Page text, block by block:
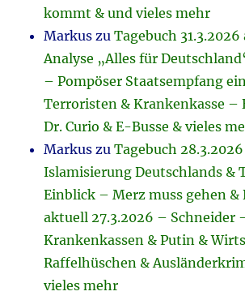
kommt & und vieles mehr
Markus zuTagebuch
Analyse „Alles für
– Pompöser Staatsempfang
Terroristen & Krankenkasse –
Dr. Curio & E-Busse & vieles
Markus zuTagebuch
Islamisierung Deutschlands &
Einblick – Merz muss gehen &
aktuell 27.3.2026 – Schneider
Krankenkassen & Putin &
Raffelhüschen &
vieles mehr